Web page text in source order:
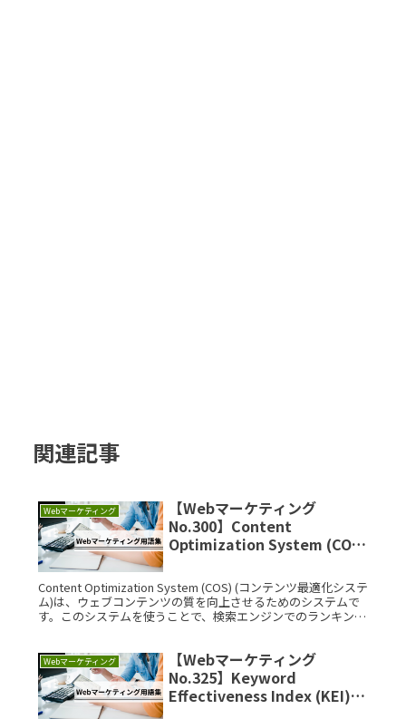
関連記事
Webマーケティング
【Webマーケティング
No.300】Content
Optimization System (COS)
とは？IT用語をサクッと解説
Content Optimization System (COS) (コンテンツ最適化システ
ム)は、ウェブコンテンツの質を向上させるためのシステムで
す。このシステムを使うことで、検索エンジンでのランキング
Webマーケティング
【Webマーケティング
No.325】Keyword
Effectiveness Index (KEI)